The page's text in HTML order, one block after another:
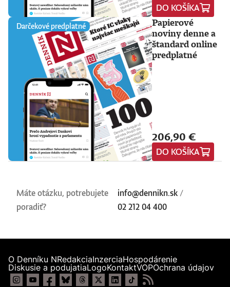
DO KOŠÍKA
Darčekové predplatné
Papierové
noviny denne a
štandard online
predplatné
206,90 €
DO KOŠÍKA
Máte otázku, potrebujete
poradiť?
info@dennikn.sk /
02 212 04 400
O Denníku NRedakciaInzerciaHospodárenie
Diskusie a podujatiaLogoKontaktVOPOchrana údajov